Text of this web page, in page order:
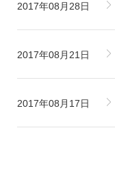
2017年08月28日
2017年08月21日
2017年08月17日